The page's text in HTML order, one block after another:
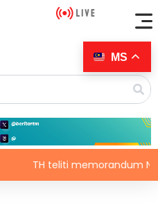
TH teliti memorandum NGO,
MS